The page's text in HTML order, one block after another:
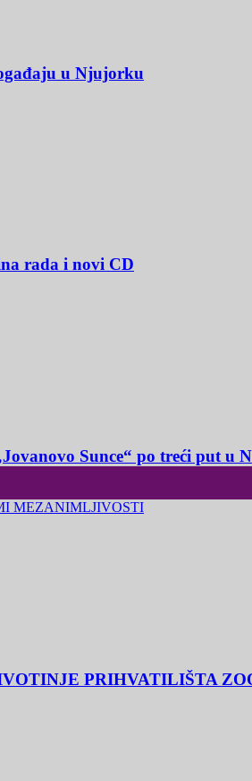
u Njujorku
rada i novi CD
Sunce“ po treći put u
MEZANIMLJIVOSTI
PRIHVATILIŠTA